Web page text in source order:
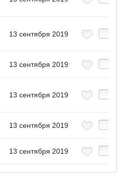
13 сентября 2019
13 сентября 2019
13 сентября 2019
13 сентября 2019
13 сентября 2019